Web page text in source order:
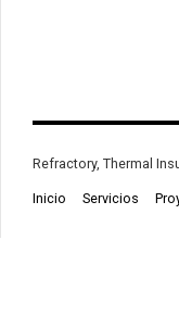
Refractory, Thermal
Inicio Servicios